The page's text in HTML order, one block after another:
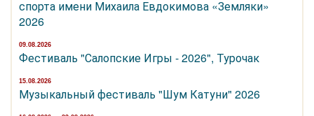
спорта имени Михаила Евдокимова «Земляки»
2026
09.08.2026
Фестиваль "Салопские Игры - 2026", Турочак
15.08.2026
Музыкальный фестиваль "Шум Катуни" 2026